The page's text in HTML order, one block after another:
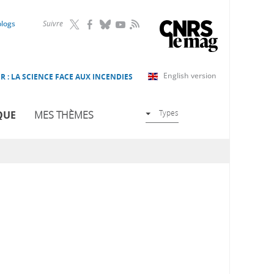
Suivre RSS
English version
: LA SCIENCE FACE AUX INCENDIES
MES THÈMES Types